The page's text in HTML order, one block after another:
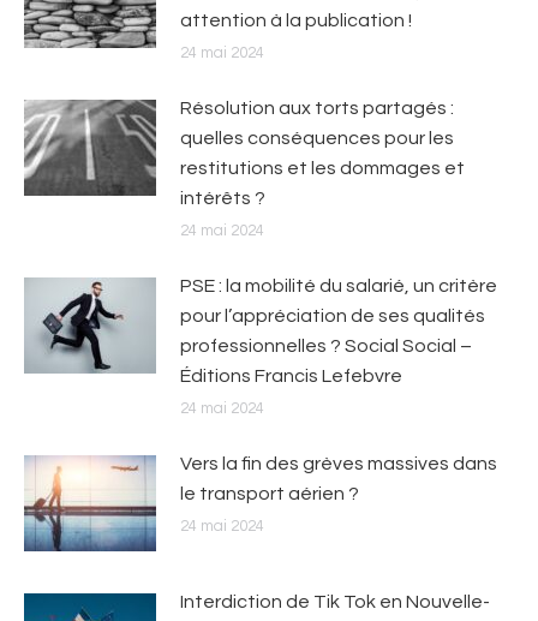
attention à la publication !
24 mai 2024
Résolution aux torts partagés :
quelles conséquences pour les
restitutions et les dommages et
intérêts ?
24 mai 2024
PSE : la mobilité du salarié, un critère
pour l’appréciation de ses qualités
professionnelles ? Social Social –
Éditions Francis Lefebvre
24 mai 2024
Vers la fin des grèves massives dans
le transport aérien ?
24 mai 2024
Interdiction de Tik Tok en Nouvelle-